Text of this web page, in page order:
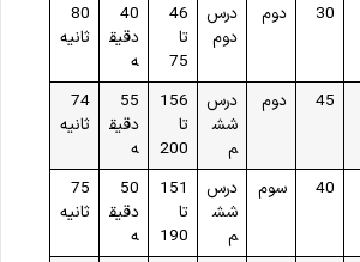
30 دوم
درس
دوم
46
تا
75
40
دقیق
ه
80
ثانیه
45 دوم
درس
شش
م
156
تا
200
55
دقیق
ه
74
ثانیه
40 سوم
درس
شش
م
151
تا
190
50
دقیق
ه
75
ثانیه